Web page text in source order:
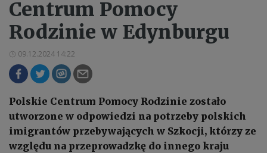
Centrum Pomocy
Rodzinie w Edynburgu
09.12.2024 14:22
Polskie Centrum Pomocy Rodzinie zostało
utworzone w odpowiedzi na potrzeby polskich
imigrantów przebywających w Szkocji, którzy ze
względu na przeprowadzkę do innego kraju